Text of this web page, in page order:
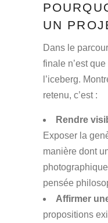
UN
Dans le
finale n’est
l’iceberg.
retenu, c’est :
Rendre
Exposer la
manière dont
pensée
Affirmer
propositions